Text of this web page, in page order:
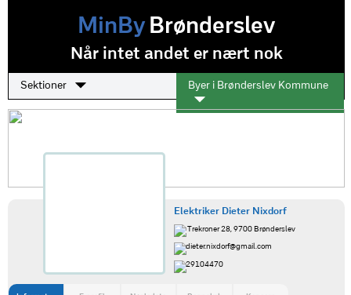
MinByBrønderslev
Når intet andet er nært nok
Sektioner Byer i Brønderslev Kommune
Elektriker Dieter Nixdorf
Trekroner 28, 9700 Brønderslev
dieter.nixdorf@gmail.com
29104470